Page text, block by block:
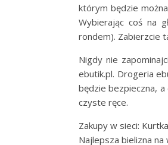
którym będzie
Wybierając coś na
rondem). Zabierzcie
Nigdy nie
ebutik.pl. Drogeria
będzie bezpieczna,
czyste ręce.
Zakupy w sieci:
Najlepsza bielizna